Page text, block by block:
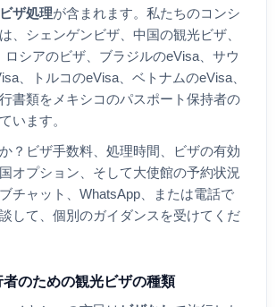
ザ処理が含まれます。私たちのコンシ
、シェンゲンビザ、中国の観光ビザ、
ロシアのビザ、ブラジルのeVisa、サウ
、トルコのeVisa、ベトナムのeVisa、
書類を メキシコのパスポート保持者の
います。
？ビザ手数料、処理時間、ビザの有効
オプション、そして大使館の予約状況
チャット、WhatsApp、または電話で
して、個別のガイダンスを受けてくだ
者のための観光ビザの種類